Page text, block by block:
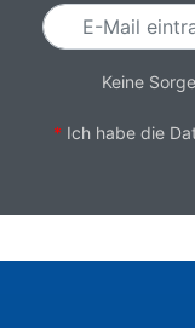
Keine
* Ich habe die